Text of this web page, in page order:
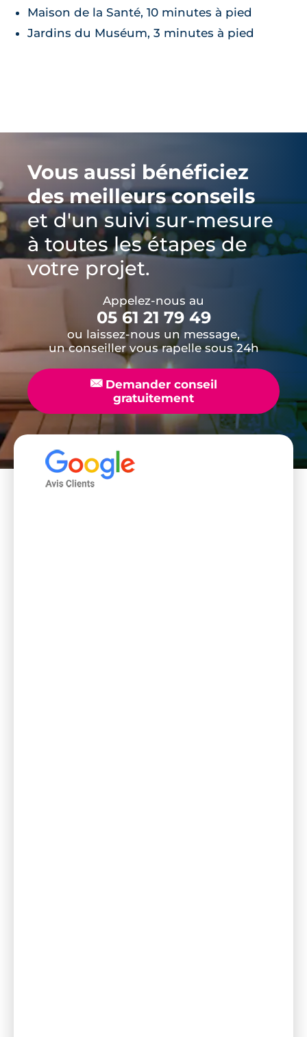
Maison de la Santé, 10 minutes à pied
Jardins du Muséum, 3 minutes à pied
Vous aussi bénéficiez
des meilleurs conseils
et d'un suivi sur-mesure
à toutes les étapes de
votre projet.
Appelez-nous au
05 61 21 79 49
ou laissez-nous un message,
un conseiller vous rapelle sous 24h
📧Demander conseil
gratuitement